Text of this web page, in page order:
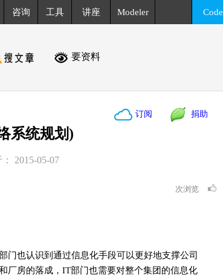
咨询 工具 讲座 Modeler Code
要资料
订阅 捐助
系统规划)
2015-05-07
次浏览
门也认识到通过信息化手段可以更好地支撑公司
厂房的落成，IT部门也需要对整个集团的信息化